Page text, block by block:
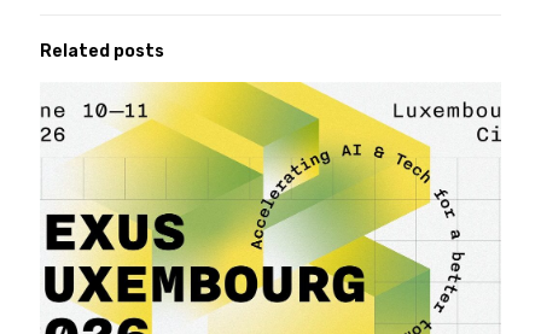
Related posts